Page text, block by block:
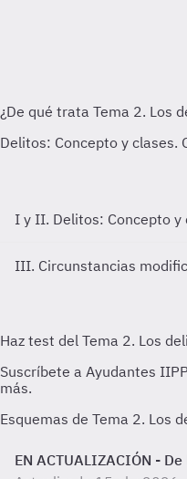
I y II. Delitos: Concepto y
III. Circunstancias
Esquemas de Tema 2. Los
EN ACTUALIZACIÓN -